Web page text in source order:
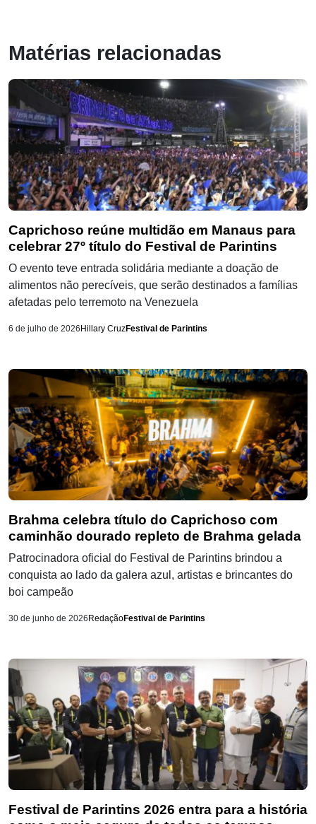
Matérias relacionadas
Caprichoso reúne multidão em Manaus para
celebrar 27º título do Festival de Parintins
O evento teve entrada solidária mediante a doação de
alimentos não perecíveis, que serão destinados a famílias
afetadas pelo terremoto na Venezuela
6 de julho de 2026 Hillary CruzFestival de Parintins
Brahma celebra título do Caprichoso com
caminhão dourado repleto de Brahma gelada
Patrocinadora oficial do Festival de Parintins brindou a
conquista ao lado da galera azul, artistas e brincantes do
boi campeão
30 de junho de 2026 RedaçãoFestival de Parintins
Festival de Parintins 2026 entra para a história